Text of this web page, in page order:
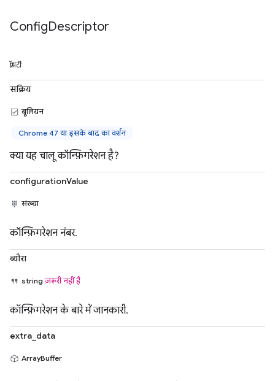
ConfigDescriptor
प्रॉपर्टी
सक्रिय
बूलियन
Chrome 47 या इसके बाद का वर्शन
क्या यह चालू कॉन्फ़िगरेशन है?
configurationValue
संख्या
कॉन्फ़िगरेशन नंबर.
ब्यौरा
stringज़रूरी नहीं है
कॉन्फ़िगरेशन के बारे में जानकारी.
extra_data
ArrayBuffer